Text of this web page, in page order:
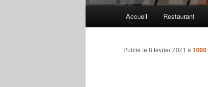
Accueil Restaurant
Publié le 8 février 2021 à 1000